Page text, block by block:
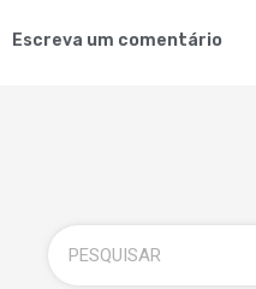
Escreva um comentário